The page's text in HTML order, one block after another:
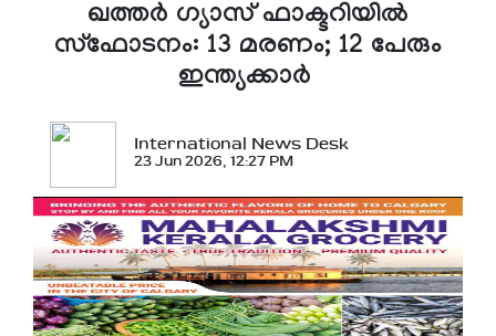
ഖത്തര്‍ ഗ്യാസ് ഫാക്ടറിയില്‍
സ്‌ഫോടനം: 13 മരണം; 12 പേരും
ഇന്ത്യക്കാര്‍
International News Desk
23 Jun 2026, 12:27 PM